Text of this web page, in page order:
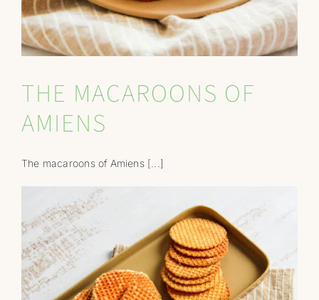
Professionnels
THE MACAROONS OF
AMIENS
The macaroons of Amiens [...]